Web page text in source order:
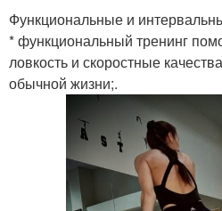
Функциональные и
* функциональный тренинг
ловкость и скоростные
обычной жизни;.